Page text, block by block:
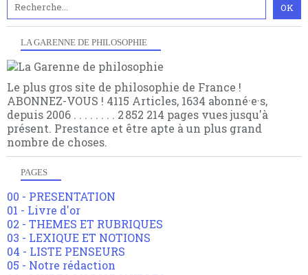
LA GARENNE DE PHILOSOPHIE
Le plus gros site de philosophie de France !
ABONNEZ-VOUS ! 4115 Articles, 1634 abonné·e·s,
depuis 2006 . . . . . . . . 2 852 214 pages vues jusqu'à
présent. Prestance et être apte à un plus grand
nombre de choses.
PAGES
00 - PRESENTATION
01 - Livre d'or
02 - THEMES ET RUBRIQUES
03 - LEXIQUE ET NOTIONS
04 - LISTE PENSEURS
05 - Notre rédaction